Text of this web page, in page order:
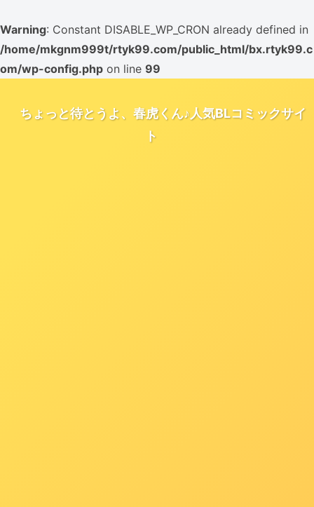
Warning: Constant DISABLE_WP_CRON already defined in
/home/mkgnm999t/rtyk99.com/public_html/bx.rtyk99.c
om/wp-config.php on line 99
ちょっと待とうよ、春虎くん♪人気BLコミックサイ
ト